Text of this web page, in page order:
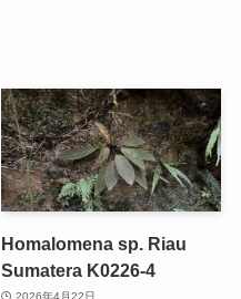
Homalomena sp. Riau
Sumatera K0226-4
2026年4月22日